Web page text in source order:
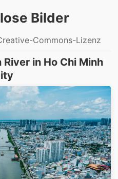
Bilder
Commons-Lizenz
in Ho Chi Minh